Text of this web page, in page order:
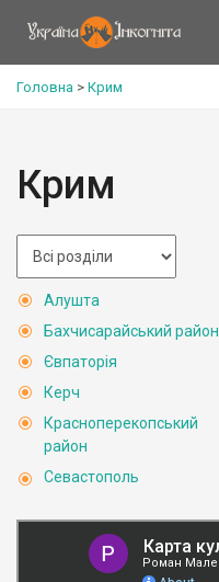
Головна > Крим
Крим
Алушта
Бахчисарайський район
Євпаторія
Керч
Красноперекопський
район
Севастополь